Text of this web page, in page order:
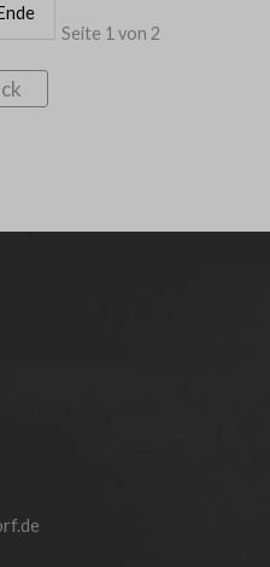
Seite 1 von 2